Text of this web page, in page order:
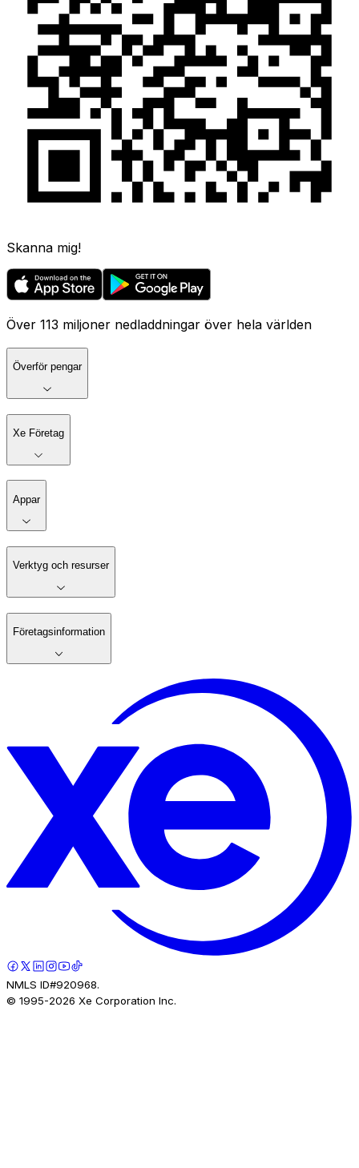
Skanna mig!
Över 113 miljoner nedladdningar över hela världen
Överför pengar
Xe Företag
Appar
Verktyg och resurser
Företagsinformation
NMLS ID#920968.
© 1995-2026 Xe Corporation Inc.